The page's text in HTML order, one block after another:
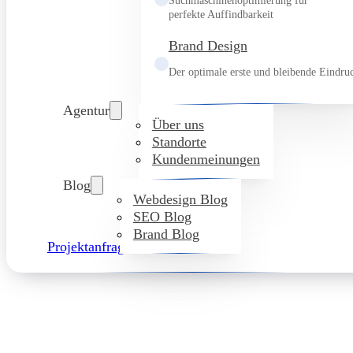
perfekte Auffindbarkeit
Brand Design
Der optimale erste und bleibende
Agentur
Über uns
Standorte
Kundenmeinungen
Blog
Webdesign Blog
SEO Blog
Brand Blog
Projektanfrage